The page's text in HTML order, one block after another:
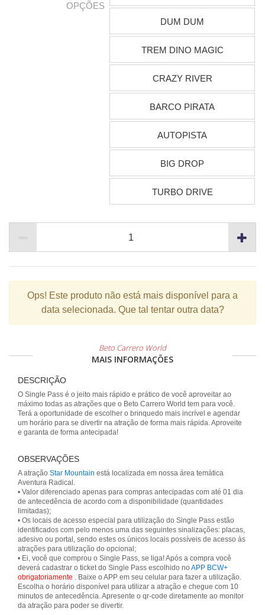
OPÇÕES
DUM DUM
TREM DINO MAGIC
CRAZY RIVER
BARCO PIRATA
AUTOPISTA
BIG DROP
TURBO DRIVE
Ops! Este produto não está mais disponível para a
data selecionada. Que tal tentar outra data?
Beto Carrero World
MAIS INFORMAÇÕES
DESCRIÇÃO
O Single Pass é o jeito mais rápido e prático de você aproveitar ao
máximo todas as atrações que o Beto Carrero World tem para você.
Terá a oportunidade de escolher o brinquedo mais incrível e agendar
um horário para se divertir na atração de forma mais rápida. Aproveite
e garanta de forma antecipada!
OBSERVAÇÕES
A atração Star Mountain está localizada em nossa área temática
Aventura Radical.
• Valor diferenciado apenas para compras antecipadas com até 01 dia
de antecedência de acordo com a disponibilidade (quantidades
limitadas);
• Os locais de acesso especial para utilização do Single Pass estão
identificados com pelo menos uma das seguintes sinalizações: placas,
adesivo ou portal, sendo estes os únicos locais possíveis de acesso às
atrações para utilização do opcional;
• Ei, você que comprou o Single Pass, se liga! Após a compra você
deverá cadastrar o ticket do Single Pass escolhido no APP BCW+
obrigatoriamente . Baixe o APP em seu celular para fazer a utilização.
Escolha o horário disponível para utilizar a atração e chegue com 10
minutos de antecedência. Apresente o qr-code diretamente ao monitor
da atração para poder se divertir.